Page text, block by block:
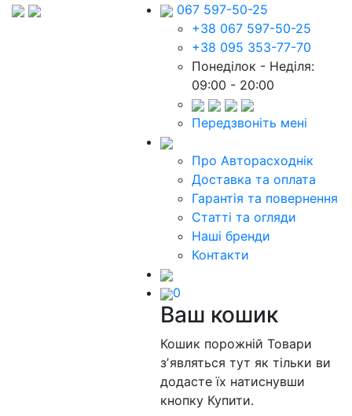
067 597-50-25
+38 067 597-50-25
+38 095 353-77-70
Понеділок - Неділя:
09:00 - 20:00
Передзвоніть мені
Про Авторасходнік
Доставка та оплата
Гарантія та повернення
Статті та огляди
Наші бренди
Контакти
0
Ваш кошик
Кошик порожнійТовари
зʼявляться тут як тільки ви
додасте їх натиснувши
кнопку Купити.